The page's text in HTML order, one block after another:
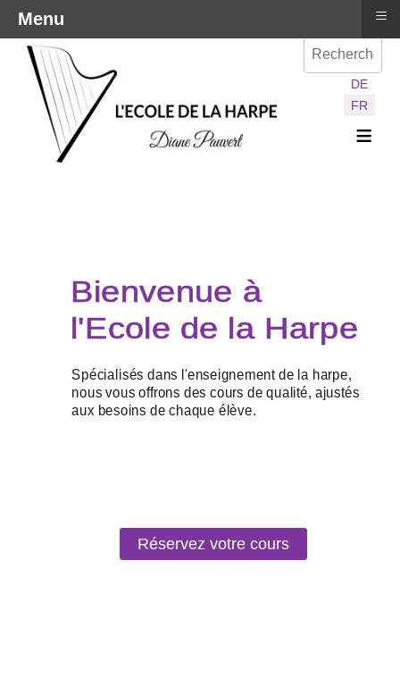
Sélectionnez
DE
FR
≡
Réservez votre cours
Menu ≡